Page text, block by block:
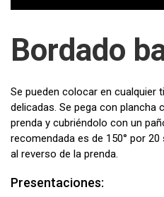
Bordado
Se pueden colocar en cualquier
delicadas. Se pega con
prenda y cubriéndolo con un
recomendada es de 150° por
al reverso de la prenda.
Presentaciones: